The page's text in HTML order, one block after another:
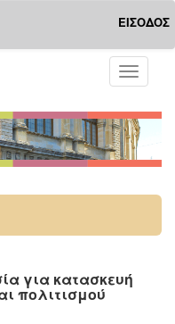
ΕΙΣΟΔΟΣ
Toggle
για κατασκευή
πολιτισμού